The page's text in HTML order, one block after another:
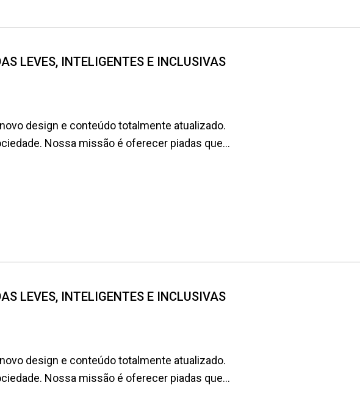
LEVES, INTELIGENTES E INCLUSIVAS
design e conteúdo totalmente atualizado.
Nossa missão é oferecer piadas que...
LEVES, INTELIGENTES E INCLUSIVAS
design e conteúdo totalmente atualizado.
Nossa missão é oferecer piadas que...